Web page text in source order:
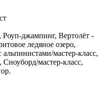
Роуп-джампинг, Вертолёт -
ледяное озеро,
мастер-класс,
мастер-класс,